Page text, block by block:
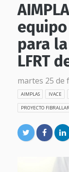
para
LFRT
martes 25 de
AIMPLAS IVACE
PROYECTO